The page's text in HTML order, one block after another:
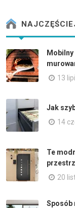
13
Jak
14
Te
20
Sposób